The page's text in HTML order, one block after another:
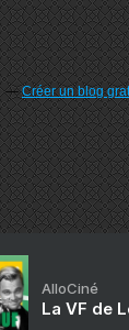
Créer un blog
AlloCiné
La VF de